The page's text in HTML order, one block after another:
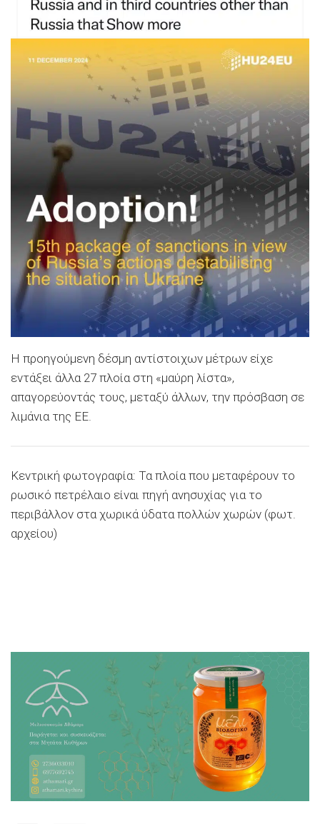
Η προηγούμενη δέσμη αντίστοιχων μέτρων είχε
εντάξει άλλα 27 πλοία στη «μαύρη λίστα»,
απαγορεύοντάς τους, μεταξύ άλλων, την πρόσβαση σε
λιμάνια της ΕΕ.
Κεντρική φωτογραφία: Τα πλοία που μεταφέρουν το
ρωσικό πετρέλαιο είναι πηγή ανησυχίας για το
περιβάλλον στα χωρικά ύδατα πολλών χωρών (φωτ.
αρχείου)